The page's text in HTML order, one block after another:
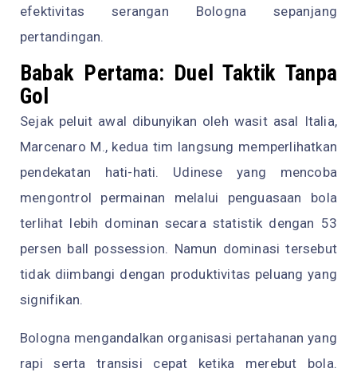
efektivitas serangan Bologna sepanjang
pertandingan.
Babak Pertama: Duel Taktik Tanpa
Gol
Sejak peluit awal dibunyikan oleh wasit asal Italia,
Marcenaro M., kedua tim langsung memperlihatkan
pendekatan hati-hati. Udinese yang mencoba
mengontrol permainan melalui penguasaan bola
terlihat lebih dominan secara statistik dengan 53
persen ball possession. Namun dominasi tersebut
tidak diimbangi dengan produktivitas peluang yang
signifikan.
Bologna mengandalkan organisasi pertahanan yang
rapi serta transisi cepat ketika merebut bola.